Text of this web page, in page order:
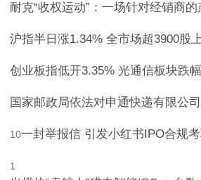
耐克“收权运动”：一场针对经销商
沪指半日涨1.34% 全市场超3900股
创业板指低开3.35% 光通信板块跌
国家邮政局依法对申通快递有限公
10一封举报信 引发小红书IPO合规
1